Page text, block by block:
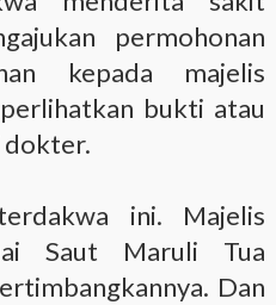
permohonan
kepada majelis
bukti atau
dokter.
ini. Majelis
Saut Maruli Tua
Dan